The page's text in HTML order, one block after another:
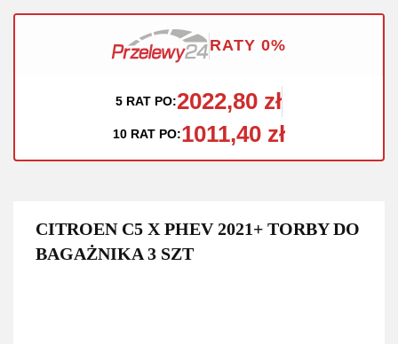
RATY 0%
5 RAT PO:2022,80 zł
10 RAT PO:1011,40 zł
CITROEN C5 X PHEV 2021+ TORBY DO
BAGAŻNIKA 3 SZT